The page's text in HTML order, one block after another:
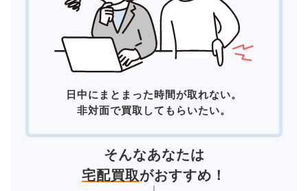
日中にまとまった時間が取れない。
非対面で買取してもらいたい。
そんなあなたは
宅配買取がおすすめ！